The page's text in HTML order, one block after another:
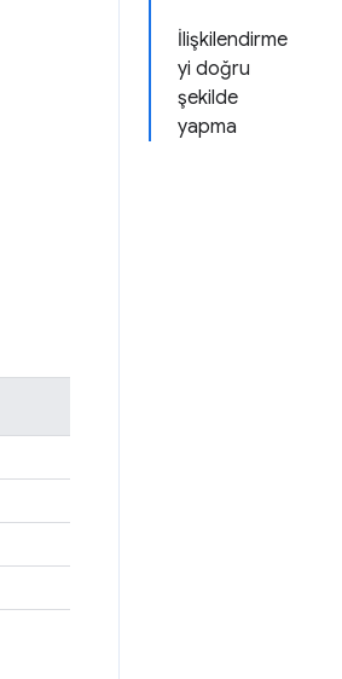
İlişkilendirme
yi doğru
şekilde
yapma